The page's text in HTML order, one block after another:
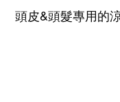
頭皮&頭髮專用的